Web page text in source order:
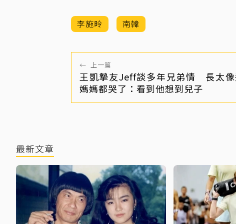
李施昤 南韓
← 上一篇
王凱摯友Jeff談多年兄弟情 長太像
媽媽都哭了：看到他想到兒子
最新文章